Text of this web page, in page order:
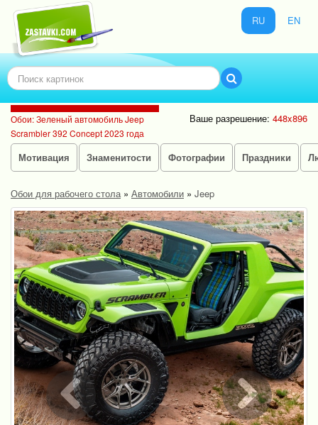
RU EN
Обои: Зеленый автомобиль Jeep
Scrambler 392 Concept 2023 года
Ваше разрешение: 448x896
Мотивация Знаменитости Фотографии Праздники
Обои для рабочего стола» Автомобили » Jeep